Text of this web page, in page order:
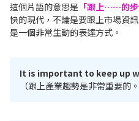
這個片語的意思是 「跟上……的步
快的現代，不論是要跟上市場資
是一個非常生動的表達方式。
It is important to keep up
（跟上產業趨勢是非常重要的。